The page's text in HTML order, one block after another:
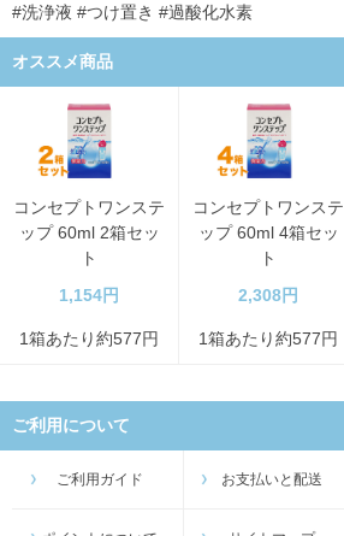
#洗浄液 #つけ置き #過酸化水素
オススメ商品
コンセプトワンステ
ップ 60ml 2箱セッ
ト
1,154円
1箱あたり約577円
コンセプトワンステ
ップ 60ml 4箱セッ
ト
2,308円
1箱あたり約577円
ご利用について
ご利用ガイド お支払いと配送